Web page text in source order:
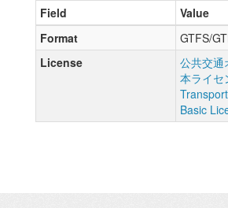
Field
Value
Format
GTFS/
License
公共交通
本ライセ
Basic